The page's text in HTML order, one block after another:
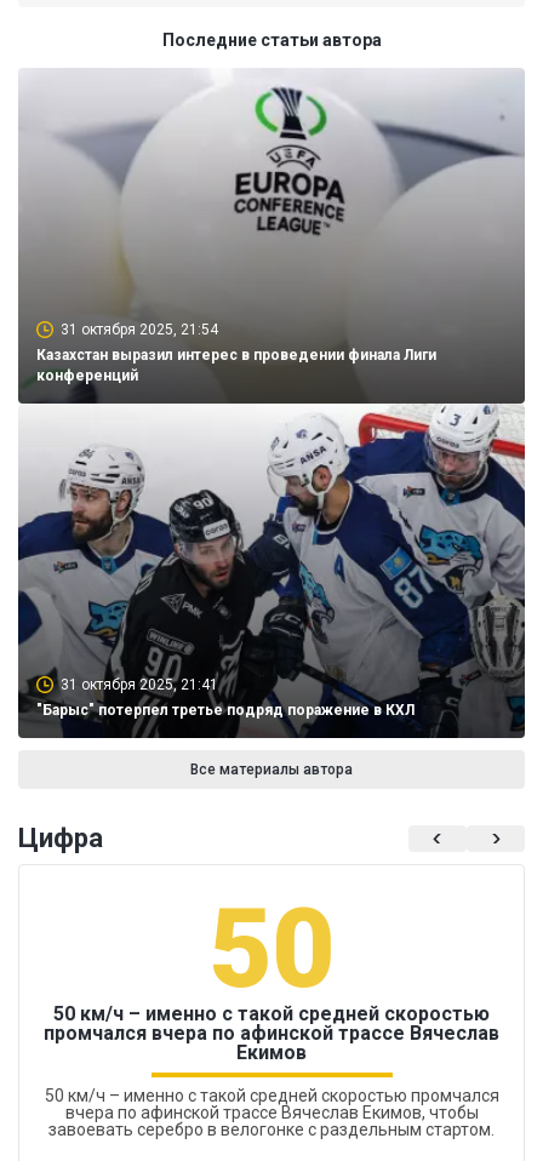
Последние статьи автора
31 октября 2025, 21:54
Казахстан выразил интерес в проведении финала Лиги
конференций
31 октября 2025, 21:41
"Барыс" потерпел третье подряд поражение в КХЛ
Все материалы автора
Цифра
50
50 км/ч – именно с такой средней скоростью
промчался вчера по афинской трассе Вячеслав
Екимов
50 км/ч – именно с такой средней скоростью промчался
вчера по афинской трассе Вячеслав Екимов, чтобы
завоевать серебро в велогонке с раздельным стартом.